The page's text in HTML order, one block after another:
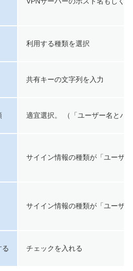
利用する種類を選択
共有キーの文字列を入力
適宜選択。 （「ユーザー名とパ
サイイン情報の種類が「ユーザ
サイイン情報の種類が「ユーザ
チェックを入れる